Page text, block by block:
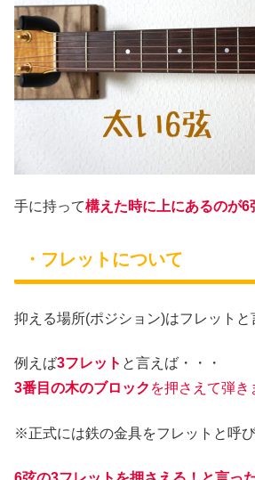
手に持って構えた時に上にあるのが6
・フレットについて
抑える場所(ポジション)はフレットと
例えば3フレット と言えば・・・
3番目の木のブロック を押さえて弾き
※正式には鉄の金具をフレットと呼び